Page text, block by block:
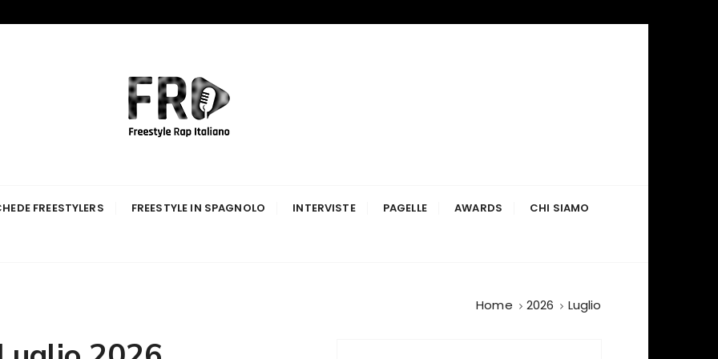
Italiano
FREESTYLERS FREESTYLE IN SPAGNOLO INTERVISTE PAGELLE AWARDS CHI SIAMO
Home 2026 Luglio